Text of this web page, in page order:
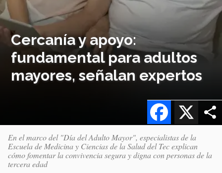
Cercanía y apoyo:
fundamental para adultos
mayores, señalan expertos
X
Facebook
En el marco del "Día del Adulto Mayor", especialistas de la
Escuela de Medicina y Ciencias de la Salud del Tec explican
cómo fomentar la convivencia segura y digna con personas de la
tercera edad